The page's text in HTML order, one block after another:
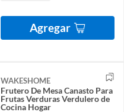
Agregar
WAKESHOME
Frutero De Mesa Canasto Para
Frutas Verduras Verdulero de
Cocina Hogar